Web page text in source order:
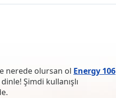
nerede olursan ol Energy 106
Şimdi kullanışlı